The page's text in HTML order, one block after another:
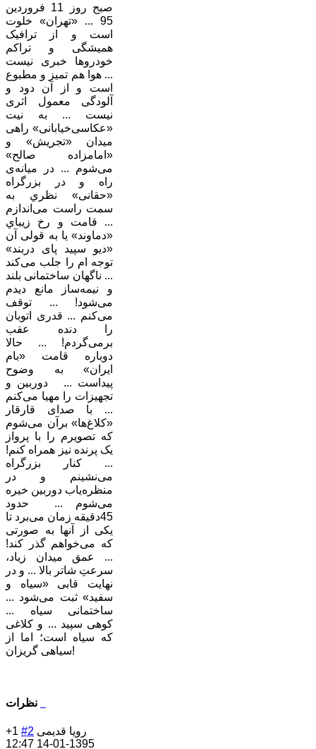
صبح روز 11 فروردین
95 ... «تهران» خلوت
است و از ترافیک
همیشگی و تراکم
خودروها خبری نیست
... هوا هم تمیز و مطبوع
است و از آن دود و
آلودگی معمول اثری
نیست ... به نیت
«عکاسی‌خیابانی» راهی
میدان «تجریش» و
«امامزاده صالح»
می‌شوم ... در میانه‌ی
راه و در بزرگراه
«حقانی» نظري به
سمت راست می‌اندازم
... قامت و رخ زيباي
«دماوند» یا به قولی آن
«دیو سپید پای دربند»
توجه ام را جلب می‌کند
... ناگهان ساختمانی بلند
و نیمه‌ساز مانع دیدم
می‌شود! ... توقف
می‌کنم ... قدری اتوبان
را دنده عقب
برمی‌گردم!‌ ... حالا
دوباره قامت «بام
ایران» به وضوح
پیداست ... دوربين و
تجهيزات را مهيا می‌كنم
... با صدای قارقار
«کلاغ‌ها» برآن می‌شوم
که تصویرم را با پرواز
یک پرنده نیز همراه کنم!
... کنار بزرگراه
می‌نشینم و در
منظره‌یاب دوربین خیره
می‌شوم ... حدود
45دقيقه زمان می‌برد تا
یکی از آنها به صورتی
که می‌خواهم گذر كند!
... عمق میدان زیاد،
سرعتِ شاتر بالا ... و در
نهایت قابی «سیاه و
سفید» ثبت می‌شود ...
ساختمانی سیاه ...
کوهی سپید ... و کلاغی
که سیاه است؛ اما از
سیاهی گریزان!‌
+1 #2 رویا قدیمی
1395-01-14 12:47